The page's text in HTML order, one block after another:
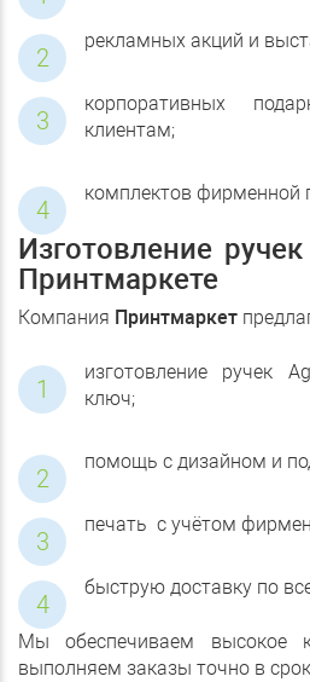
рекламных акций и
корпоративных
клиентам;
комплектов фирменной
Изготовление
Принтмаркете
Компания Принтмаркет
изготовление ручек
ключ;
помощь с дизайном и
печать с учётом
быструю доставку по
Мы обеспечиваем высокое
выполняем заказы точно в